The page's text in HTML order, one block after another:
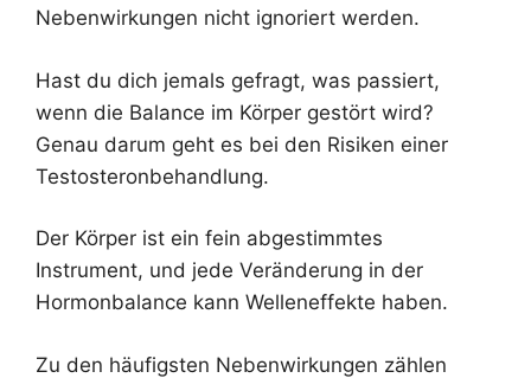
Nebenwirkungen nicht ignoriert werden.
Hast du dich jemals gefragt, was passiert,
wenn die Balance im Körper gestört wird?
Genau darum geht es bei den Risiken einer
Testosteronbehandlung.
Der Körper ist ein fein abgestimmtes
Instrument, und jede Veränderung in der
Hormonbalance kann Welleneffekte haben.
Zu den häufigsten Nebenwirkungen zählen